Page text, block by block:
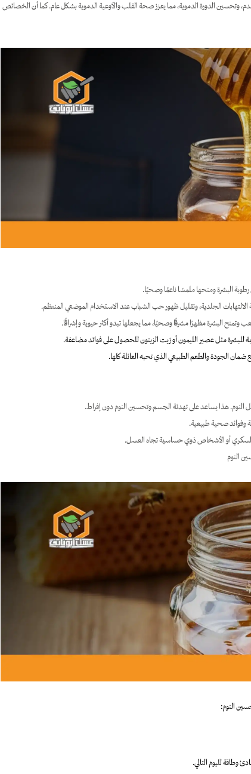
وتحسين الدورة الدموية، مما يعزز صحة القلب والأوعية الدموية بشكل عام. كما أن الخصائص
البشرة ومنحها ملمسًا ناعمًا وصحيًا.
الجلدية، وتقليل ظهور حب الشباب عند الاستخدام الموضعي المنتظم.
البشرة مظهرًا مشرقًا وصحيًا، مما يجعلها تبدو أكثر حيوية وإشراقًا.
مثل عصير الليمون أو زيت الزيتون للحصول على فوائد مضاعفة.
النوم. هذا يساعد على تهدئة الجسم وتحسين النوم دون إفراط.
وفوائد صحية طبيعية.
السكري أو الأشخاص ذوي حساسية تجاه العسل.
النوم
النوم:
وطاقة لليوم التالي.